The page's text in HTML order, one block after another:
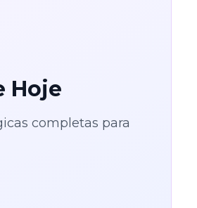
Hoje
completas para